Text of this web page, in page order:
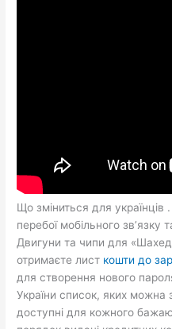
Що зміниться для українців
перебої мобільного зв’язку
Двигуни та чипи для
отримаєте лист кошти до
для створення нового
України список, яких можна
доступні для кожного